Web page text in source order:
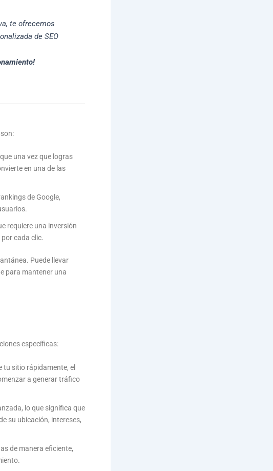
te ofrecemos
de SEO
una vez que logras
en una de las
de Google,
requiere una inversión
cada clic.
Puede llevar
para mantener una
específicas:
tu sitio rápidamente, el
a generar tráfico
lo que significa que
su ubicación, intereses,
de manera eficiente,